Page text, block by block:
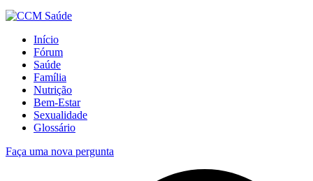
Início
Fórum
Saúde
Família
Nutrição
Bem-Estar
Sexualidade
Glossário
Faça uma nova pergunta